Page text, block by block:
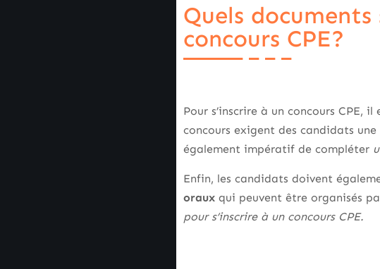
Quels documents
concours CPE?
Pour s’inscrire à un concours CPE, il
concours exigent des candidats
également impératif de compléter
Enfin, les candidats doivent
oraux qui peuvent être organisés
pour s’inscrire à un concours CPE.